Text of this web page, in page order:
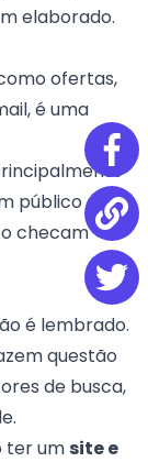
elaborado.
ofertas,
, é uma
público que,
checam
é lembrado.
questão
de busca,
ter um site e